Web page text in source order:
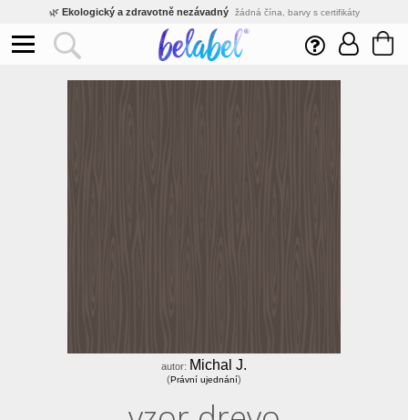
🌿 Ekologický a zdravotně nezávadný žádná čína, barvy s certifikáty
Inovativní výroba vlastní vývoj, nejnovější technologie
Rychlé dodání expedujeme do 24h
🏢Výhodné pro firmy velké množstevní slevy
autor: Michal J.
(Právní ujednání)